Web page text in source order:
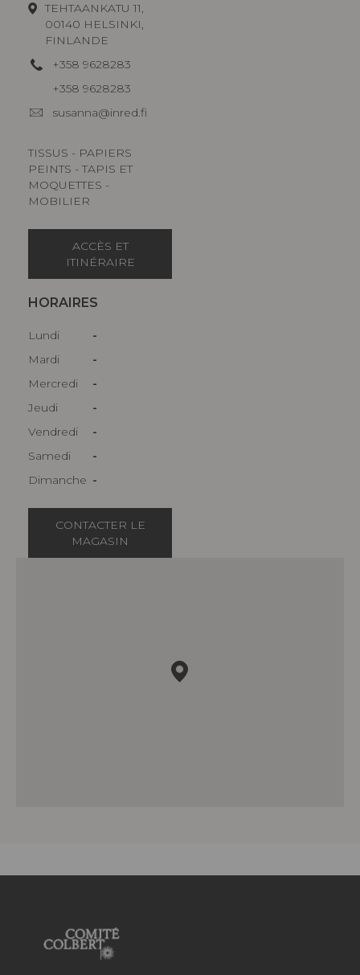
TEHTAANKATU 11,
00140 HELSINKI,
FINLANDE
+358 9628283
+358 9628283
susanna@inred.fi
TISSUS - PAPIERS
PEINTS - TAPIS ET
MOQUETTES -
MOBILIER
ACCÈS ET
ITINÉRAIRE
HORAIRES
Lundi
-
Mardi
-
Mercredi
-
Jeudi
-
Vendredi
-
Samedi
-
Dimanche -
CONTACTER LE
MAGASIN